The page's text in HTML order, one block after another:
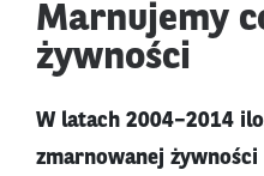
Marnujemy
żywności
W latach 2004–2014
zmarnowanej żywności